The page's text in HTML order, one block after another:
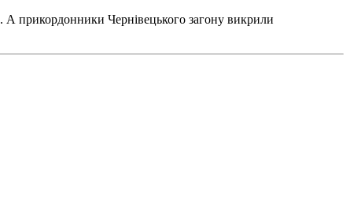
. А прикордонники Чернівецького загону викрили